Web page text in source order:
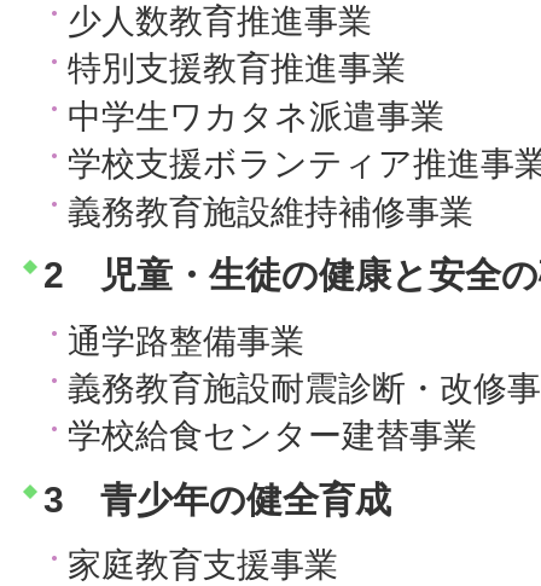
少人数教育推進事業
特別支援教育推進事業
中学生ワカタネ派遣事業
学校支援ボランティア推進事
義務教育施設維持補修事業
2 児童・生徒の健康と安全
通学路整備事業
義務教育施設耐震診断・改修
学校給食センター建替事業
3 青少年の健全育成
家庭教育支援事業